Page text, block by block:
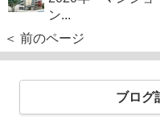
ン...
＜ 前のページ
ブログ